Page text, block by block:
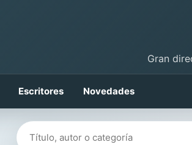
Gran
Escritores Novedades
Buscar libros